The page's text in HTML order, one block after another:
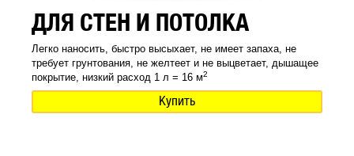
ДЛЯ СТЕН И ПОТОЛКА
Легко наносить, быстро высыхает, не имеет запаха, не
требует грунтования, не желтеет и не выцветает, дышащее
покрытие, низкий расход 1 л = 16 м2
Купить